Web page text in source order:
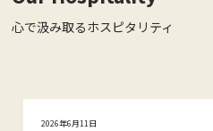
心で汲み取るホスピタリティ
2026年6月11日